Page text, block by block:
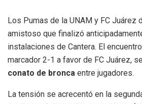
Los Pumas de la UNAM y FC Juárez
amistoso que finalizó
instalaciones de Cantera. El
marcador 2-1 a favor de FC Juárez,
conato de bronca entre jugadores.
La tensión se acrecentó en la